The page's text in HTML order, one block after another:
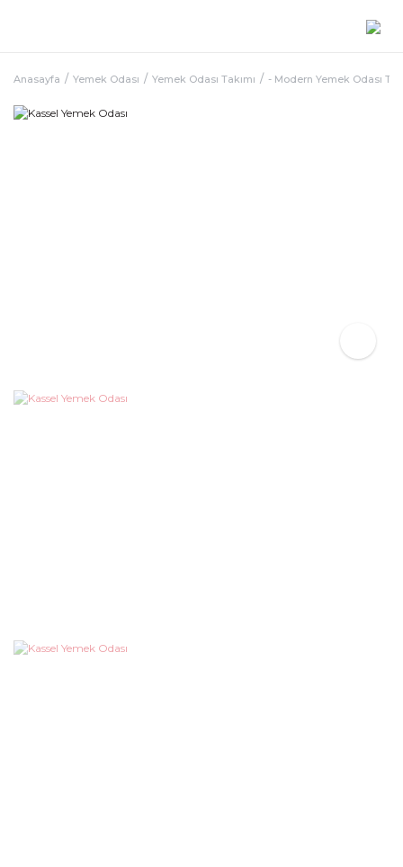
Anasayfa Yemek Odası Yemek Odası Takımı - Modern Yemek Odası